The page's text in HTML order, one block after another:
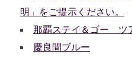
明」をご提示ください。
那覇ステイ＆ゴー ツ
慶良間ブルー